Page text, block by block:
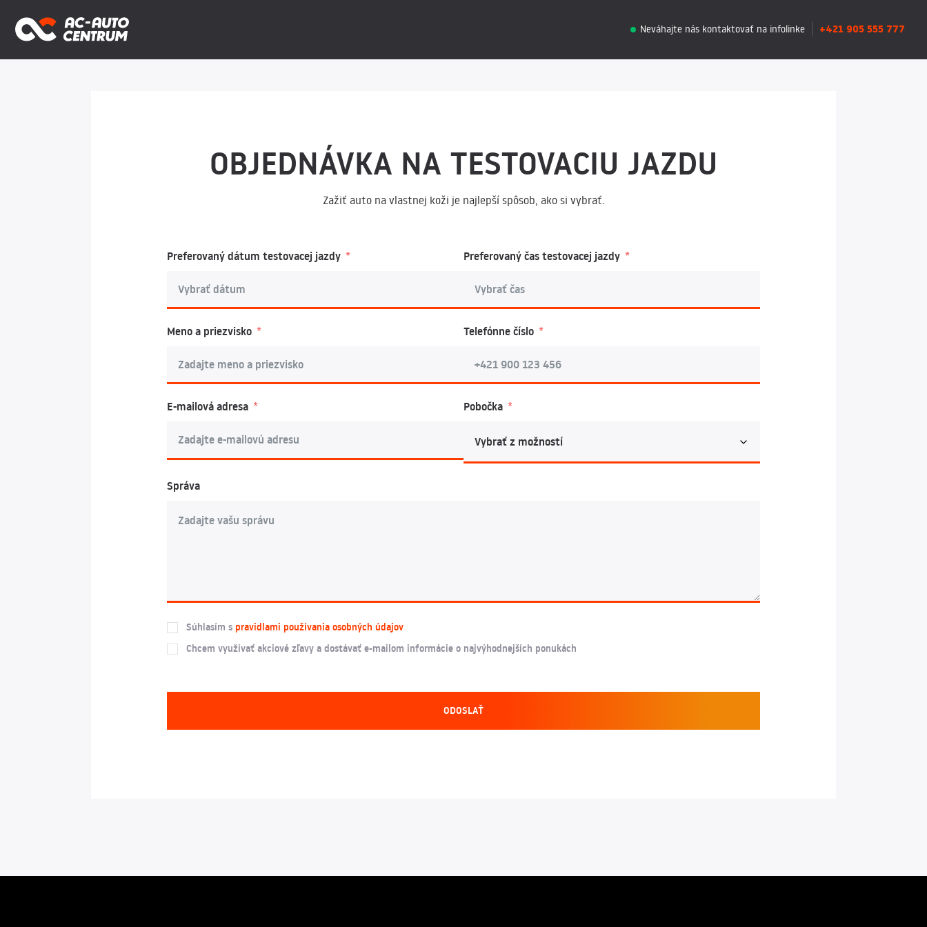
Neváhajte nás kontaktovať na infolinke +421 905 555 777
OBJEDNÁVKA NA TESTOVACIU JAZDU
Zažiť auto na vlastnej koži je najlepší spôsob, ako si vybrať.
Preferovaný dátum testovacej jazdy Preferovaný čas testovacej jazdy
Meno a priezvisko Telefónne číslo
E-mailová adresa Pobočka
Správa
Súhlasím s pravidlami používania osobných údajov
Chcem využívať akciové zľavy a dostávať e-mailom informácie o najvýhodnejších ponukách
ODOSLAŤ